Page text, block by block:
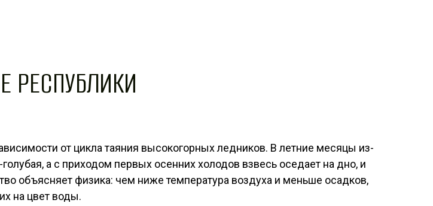
РЕСПУБЛИКИ
от цикла таяния высокогорных ледников. В летние месяцы из-
а с приходом первых осенних холодов взвесь оседает на дно, и
объясняет физика: чем ниже температура воздуха и меньше осадков,
на цвет воды.